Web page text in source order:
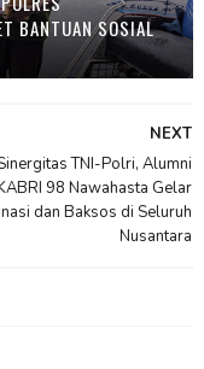
BANTUAN SOSIAL
NEXT
TNI-Polri, Alumni
98 Nawahasta Gelar
dan Baksos di Seluruh
Nusantara